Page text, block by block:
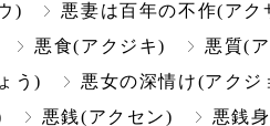
)
悪妻は百年の不作(ア
悪食(アクジキ) 悪質(
う) 悪女の深情け(アクジ
悪銭(アクセン) 悪銭